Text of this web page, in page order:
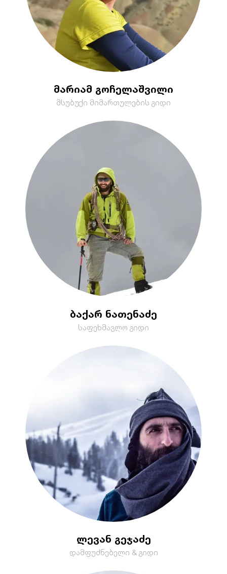
მარიამ გოჩელაშვილი
მსუბუქი მიმართულების გიდი
ბაქარ ნათენაძე
საფეხმავლო გიდი
ლევან გეჯაძე
დამფუძნებელი & გიდი